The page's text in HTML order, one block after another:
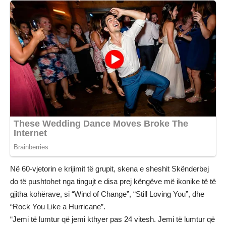
Në 60-vjetorin e krijimit të grupit, skena e sheshit Skënderbej
do të pushtohet nga tingujt e disa prej këngëve më ikonike të të
gjitha kohërave, si “Wind of Change”, “Still Loving You”, dhe
“Rock You Like a Hurricane”.
“Jemi të lumtur që jemi kthyer pas 24 vitesh. Jemi të lumtur që